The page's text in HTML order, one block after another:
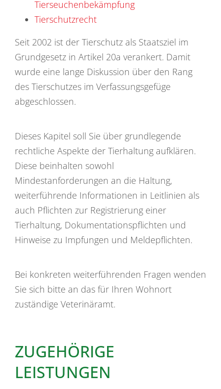
Tierseuchenbekämpfung
Tierschutzrecht
Seit 2002 ist der Tierschutz als Staatsziel im
Grundgesetz in Artikel 20a verankert. Damit
wurde eine lange Diskussion über den Rang
des Tierschutzes im Verfassungsgefüge
abgeschlossen.
Dieses Kapitel soll Sie über grundlegende
rechtliche Aspekte der Tierhaltung aufklären.
Diese beinhalten sowohl
Mindestanforderungen an die Haltung,
weiterführende Informationen in Leitlinien als
auch Pflichten zur Registrierung einer
Tierhaltung, Dokumentationspflichten und
Hinweise zu Impfungen und Meldepflichten.
Bei konkreten weiterführenden Fragen wenden
Sie sich bitte an das für Ihren Wohnort
zuständige Veterinäramt.
ZUGEHÖRIGE
LEISTUNGEN